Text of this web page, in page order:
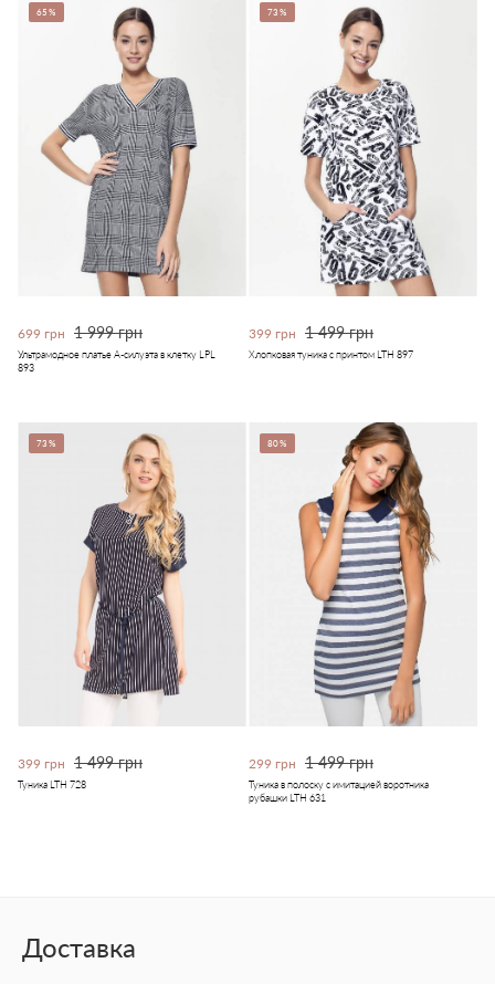
65%
699 грн 1 999 грн
Ультрамодное платье А-силуэта в клетку LPL
893
73%
399 грн 1 499 грн
Хлопковая туника с принтом LTH 897
73%
399 грн 1 499 грн
Туника LTH 728
80%
299 грн 1 499 грн
Туника в полоску с имитацией воротника
рубашки LTH 631
Доставка